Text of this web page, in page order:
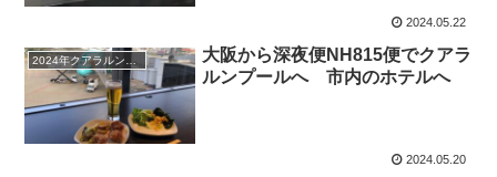
2024.05.22
大阪から深夜便NH815便でクアラ
ルンプールへ 市内のホテルへ
2024.05.20